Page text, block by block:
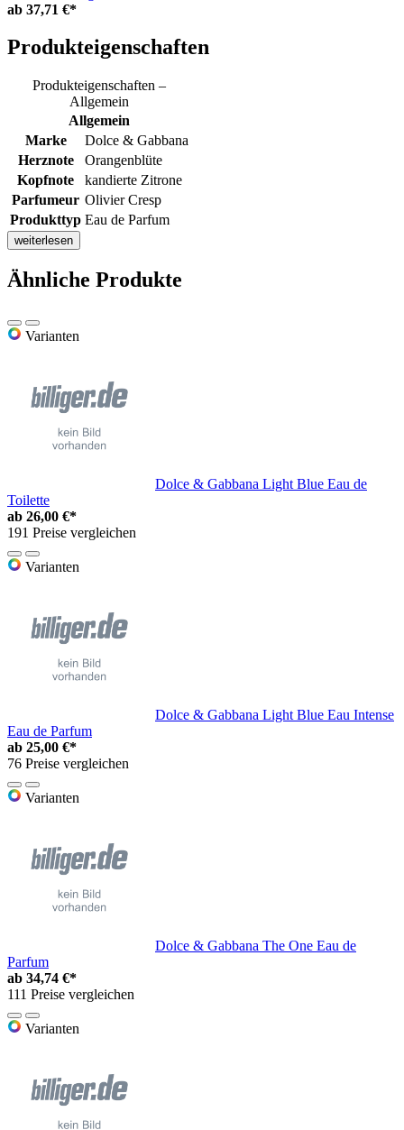
ab 37,71 €*
Produkteigenschaften
Produkteigenschaften –
Allgemein
Allgemein
Marke
Dolce & Gabbana
Herznote
Orangenblüte
Kopfnote
kandierte Zitrone
Parfumeur Olivier Cresp
Produkttyp Eau de Parfum
weiterlesen
Ähnliche Produkte
Varianten
Dolce & Gabbana Light Blue Eau de
Toilette
ab 26,00 €*
191 Preise vergleichen
Varianten
Dolce & Gabbana Light Blue Eau Intense
Eau de Parfum
ab 25,00 €*
76 Preise vergleichen
Varianten
Dolce & Gabbana The One Eau de
Parfum
ab 34,74 €*
111 Preise vergleichen
Varianten